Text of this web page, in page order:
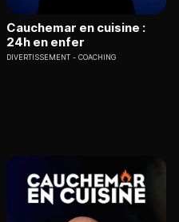
Cauchemar en cuisine :
24h en enfer
DIVERTISSEMENT COACHING